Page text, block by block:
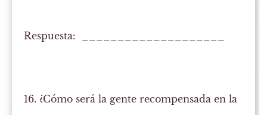
Respuesta: ____________________
16. ¿Cómo será la gente recompensada en la